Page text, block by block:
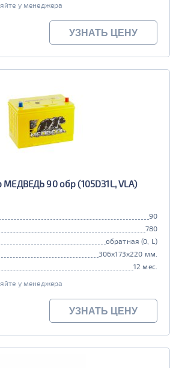
у менеджера
УЗНАТЬ ЦЕНУ
МЕДВЕДЬ 90 обр (105D31L, VLA)
90
780
обратная (0, L)
306x173x220 мм.
12 мес.
у менеджера
УЗНАТЬ ЦЕНУ